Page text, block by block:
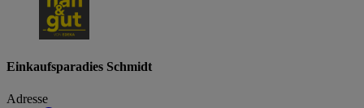
Einkaufsparadies Schmidt
Adresse